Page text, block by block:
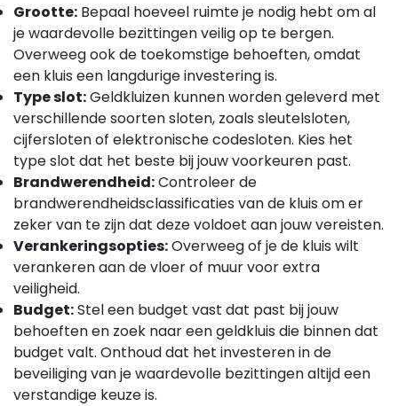
Grootte: Bepaal hoeveel ruimte je nodig hebt om al
je waardevolle bezittingen veilig op te bergen.
Overweeg ook de toekomstige behoeften, omdat
een kluis een langdurige investering is.
Type slot:Geldkluizen kunnen worden geleverd met
verschillende soorten sloten, zoals sleutelsloten,
cijfersloten of elektronische codesloten. Kies het
type slot dat het beste bij jouw voorkeuren past.
Brandwerendheid:Controleer de
brandwerendheidsclassificaties van de kluis om er
zeker van te zijn dat deze voldoet aan jouw vereisten.
Verankeringsopties:Overweeg of je de kluis wilt
verankeren aan de vloer of muur voor extra
veiligheid.
Budget:Stel een budget vast dat past bij jouw
behoeften en zoek naar een geldkluis die binnen dat
budget valt. Onthoud dat het investeren in de
beveiliging van je waardevolle bezittingen altijd een
verstandige keuze is.